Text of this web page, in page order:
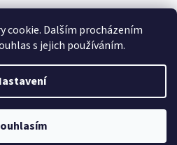
cookie. Dalším procházením
s jejich používáním.
. Všechna práva vyhrazena.Upravit
cookies